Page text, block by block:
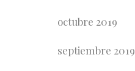
octubre 2019
septiembre 2019